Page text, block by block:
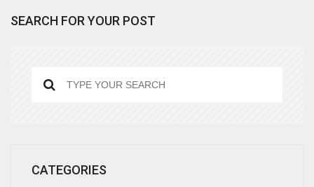
SEARCH FOR YOUR POST
CATEGORIES